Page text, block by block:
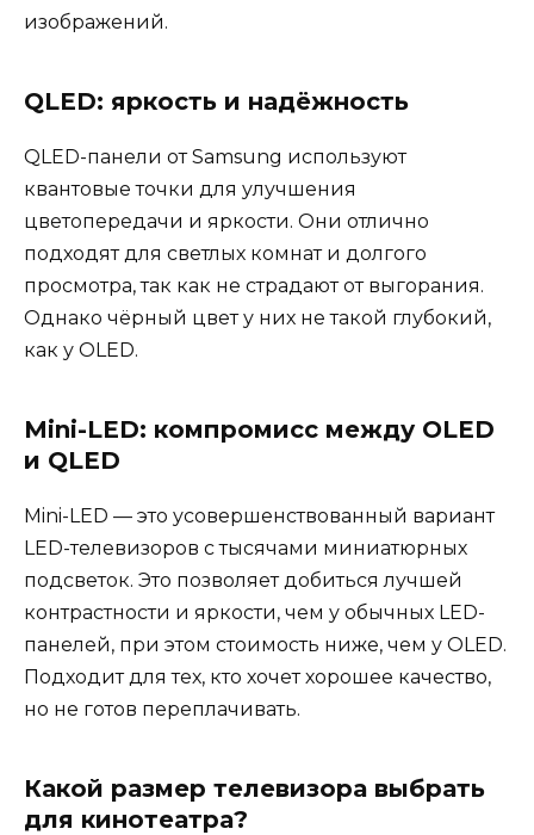
изображений.
QLED: яркость и надёжность
QLED-панели от Samsung используют
квантовые точки для улучшения
цветопередачи и яркости. Они отлично
подходят для светлых комнат и долгого
просмотра, так как не страдают от выгорания.
Однако чёрный цвет у них не такой глубокий,
как у OLED.
Mini-LED: компромисс между OLED
и QLED
Mini-LED — это усовершенствованный вариант
LED-телевизоров с тысячами миниатюрных
подсветок. Это позволяет добиться лучшей
контрастности и яркости, чем у обычных LED-
панелей, при этом стоимость ниже, чем у OLED.
Подходит для тех, кто хочет хорошее качество,
но не готов переплачивать.
Какой размер телевизора выбрать
для кинотеатра?